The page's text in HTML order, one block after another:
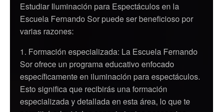
Estudiar Iluminación para Espectáculos en la
Escuela Fernando Sor puede ser beneficioso por
varias razones:
Formación especializada: La Escuela Fernando
Sor ofrece un programa educativo enfocado
específicamente en iluminación para espectáculos.
Esto significa que recibirás una formación
especializada y detallada en esta área, lo que te